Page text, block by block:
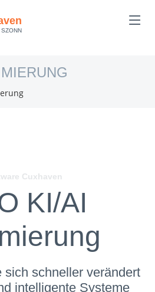
Cuxhaven
KI/AI
sich schneller verändert
intelligente Systeme